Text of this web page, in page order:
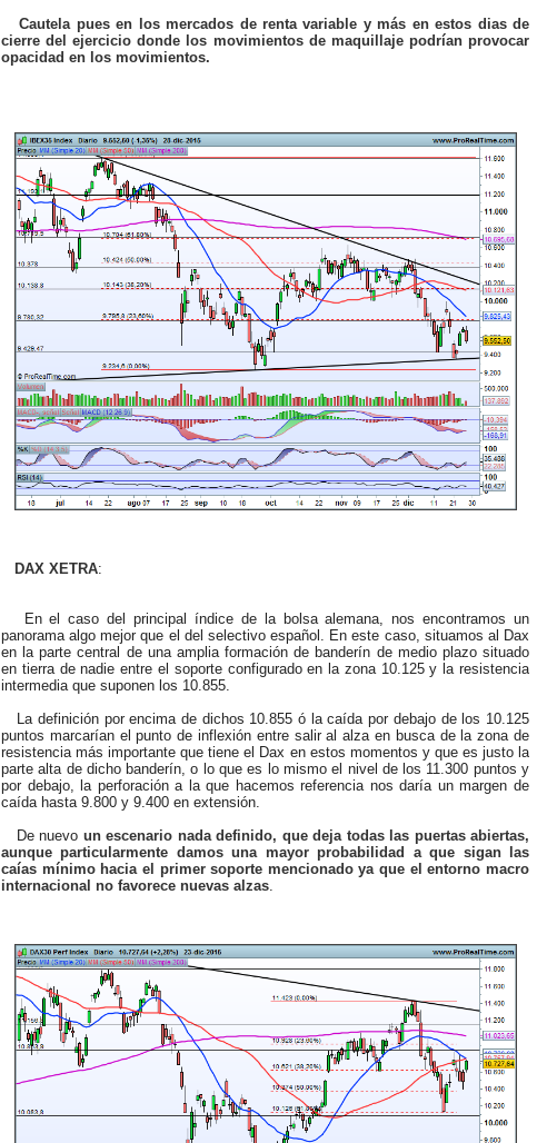
Cautela pues en los mercados de renta variable y más en estos dias de
cierre del ejercicio donde los movimientos de maquillaje podrían provocar
opacidad en los movimientos.
DAX XETRA:
En el caso del principal índice de la bolsa alemana, nos encontramos un
panorama algo mejor que el del selectivo español. En este caso, situamos al Dax
en la parte central de una amplia formación de banderín de medio plazo situado
en tierra de nadie entre el soporte configurado en la zona 10.125 y la resistencia
intermedia que suponen los 10.855.
La definición por encima de dichos 10.855 ó la caída por debajo de los 10.125
puntos marcarían el punto de inflexión entre salir al alza en busca de la zona de
resistencia más importante que tiene el Dax en estos momentos y que es justo la
parte alta de dicho banderín, o lo que es lo mismo el nivel de los 11.300 puntos y
por debajo, la perforación a la que hacemos referencia nos daría un margen de
caída hasta 9.800 y 9.400 en extensión.
De nuevo un escenario nada definido, que deja todas las puertas abiertas,
aunque particularmente damos una mayor probabilidad a que sigan las
caías mínimo hacia el primer soporte mencionado ya que el entorno macro
internacional no favorece nuevas alzas